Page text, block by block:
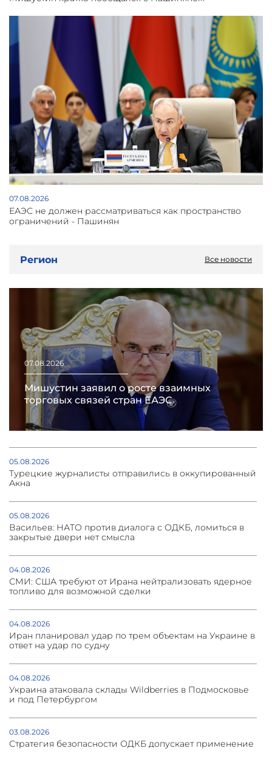
07.08.2026
ЕАЭС не должен рассматриваться как пространство
ограничений - Пашинян
Регион Все новости
07.08.2026
Мишустин заявил о росте взаимных
торговых связей стран ЕАЭС
05.08.2026
Турецкие журналисты отправились в оккупированный
Акна
05.08.2026
Васильев: НАТО против диалога с ОДКБ, ломиться в
закрытые двери нет смысла
04.08.2026
СМИ: США требуют от Ирана нейтрализовать ядерное
топливо для возможной сделки
04.08.2026
Иран планировал удар по трем объектам на Украине в
ответ на удар по судну
04.08.2026
Украина атаковала склады Wildberries в Подмосковье
и под Петербургом
03.08.2026
Стратегия безопасности ОДКБ допускает применение